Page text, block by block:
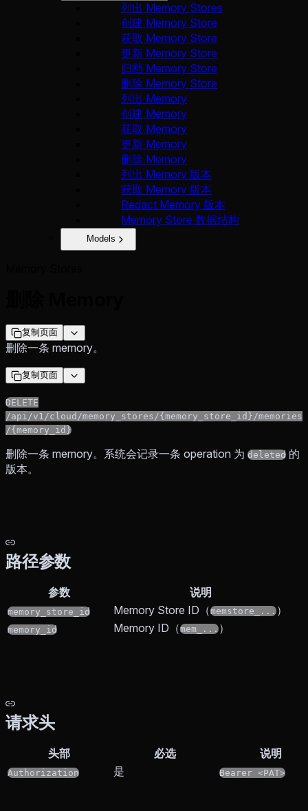
列出 Memory Stores
创建 Memory Store
获取 Memory Store
更新 Memory Store
归档 Memory Store
删除 Memory Store
列出 Memory
创建 Memory
获取 Memory
更新 Memory
删除 Memory
列出 Memory 版本
获取 Memory 版本
Redact Memory 版本
Memory Store 数据结构
Models
复制页面
删除一条 memory。
复制页面
DELETE
/api/v1/cloud/memory_stores/{memory_store_id}/memories
/{memory_id}
删除一条 memory。系统会记录一条 operation 为 deleted 的
版本。
路径参数
参数 说明
memory_store_id Memory Store ID（memstore_...）
memory_id Memory ID（mem_...）
请求头
头部 必选 说明
Authorization 是 Bearer <PAT>